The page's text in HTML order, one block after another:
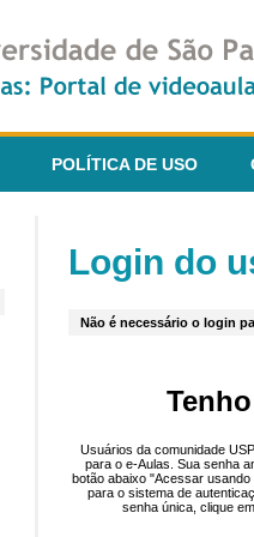
POLÍTICA DE USO
Login do
Não é necessário o login
Usuários da comunidade
para o e-Aulas. Sua senha
botão abaixo "Acessar
para o sistema de
senha única, clique